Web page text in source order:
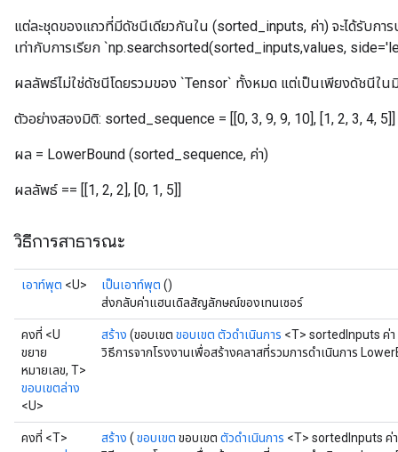
แต่ละชุดของแถวที่มีดัชนีเดียวกันใน (sorted_inputs, ค่า) จะได้รับกา
เท่ากับการเรียก `np.searchsorted(sorted_inputs,values,
ผลลัพธ์ไม่ใช่ดัชนีโดยรวมของ `Tensor` ทั้งหมด แต่เป็นเพียงดัชนีใน
ตัวอย่างสองมิติ: sorted_sequence = [[0, 3, 9, 9, 10], [1, 2, 3, 4, 5]]
ผล = LowerBound (sorted_sequence, ค่า)
ผลลัพธ์ == [[1, 2, 2], [0, 1, 5]]
วิธีการสาธารณะ
เอาท์พุต <U> เป็นเอาท์พุต ()
ส่งกลับค่าแฮนเดิลสัญลักษณ์ของเทนเซอร์
คงที่ <U
ขยาย
หมายเลข, T>
ขอบเขตล่าง
<U>
สร้าง (ขอบเขต ขอบเขต ตัวดำเนินการ <T> sortedInputs ค่า
วิธีการจากโรงงานเพื่อสร้างคลาสที่รวมการดำเนินการ
คงที่ <T>
สร้าง ( ขอบเขต ขอบเขต ตัวดำเนินการ <T> sortedInputs ค่